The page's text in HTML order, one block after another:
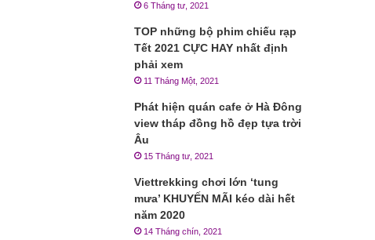
6 Tháng tư, 2021
TOP những bộ phim chiếu rạp
Tết 2021 CỰC HAY nhất định
phải xem
11 Tháng Một, 2021
Phát hiện quán cafe ở Hà Đông
view tháp đồng hồ đẹp tựa trời
Âu
15 Tháng tư, 2021
Viettrekking chơi lớn ‘tung
mưa’ KHUYẾN MÃI kéo dài hết
năm 2020
14 Tháng chín, 2021